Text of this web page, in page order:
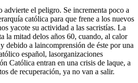
advierte el peligro. Se incrementa poco a
católica para que frene a los nuevos
yacote su actividad a las sacristías. La
la mitad delos años 60, cuando, al calor
debido a laincomprensión de éste por una
español, lasorganizaciones
Católica entran en una crisis de laque, a
de recuperación, ya no van a salir.